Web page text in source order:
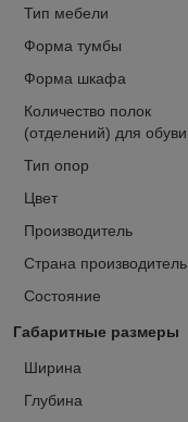
Тип мебели
Форма тумбы
Форма шкафа
Количество полок
(отделений) для обуви
Тип опор
Цвет
Производитель
Страна производитель
Состояние
Габаритные размеры
Ширина
Глубина